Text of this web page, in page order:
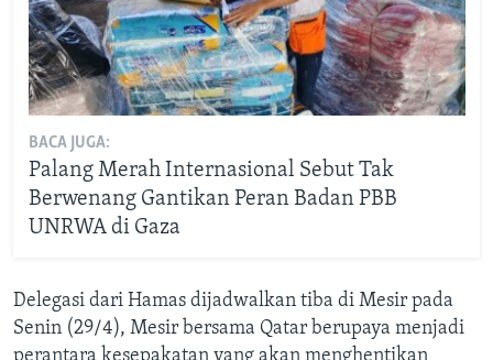
BACA JUGA:
Palang Merah Internasional Sebut Tak
Berwenang Gantikan Peran Badan PBB
UNRWA di Gaza
Delegasi dari Hamas dijadwalkan tiba di Mesir pada
Senin (29/4), Mesir bersama Qatar berupaya menjadi
perantara kesepakatan yang akan menghentikan